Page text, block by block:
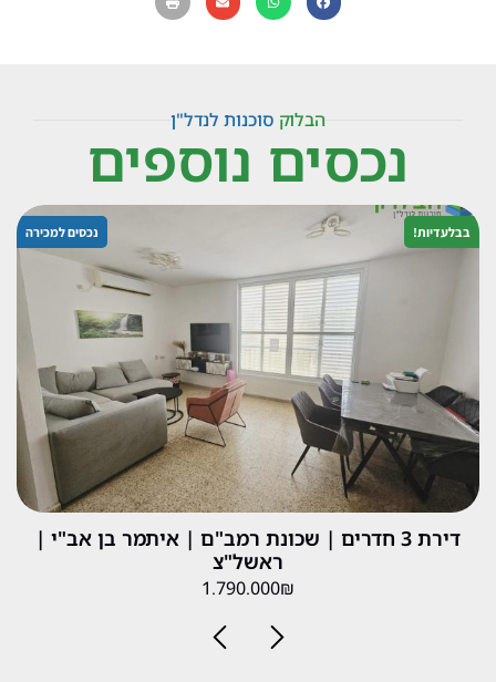
הבלוק סוכנות לנדל"ן
נכסים נוספים
נכסים למכירה בבלעדיות!
דירת 3 חדרים | שכונת רמב"ם | איתמר בן אב"י |
ראשל"צ
1.790.000₪